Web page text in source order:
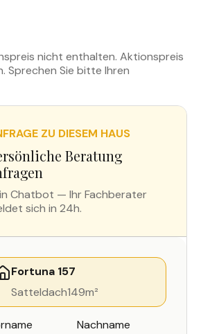
nicht enthalten. Aktionspreis
Sprechen Sie bitte Ihren
ZU DIESEM HAUS
Beratung
Chatbot — Ihr Fachberater
sich in 24h.
Fortuna 157
Satteldach149m²
Nachname